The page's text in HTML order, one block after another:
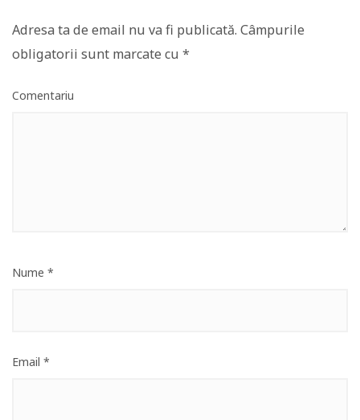
Adresa ta de email nu va fi publicată. Câmpurile
obligatorii sunt marcate cu *
Comentariu
Nume *
Email *